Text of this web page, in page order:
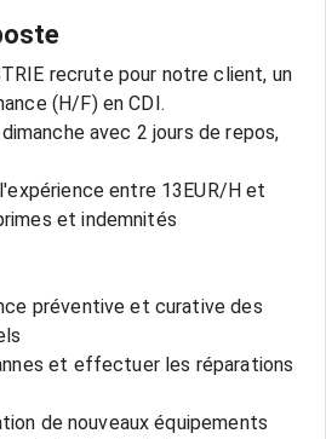
recrute pour notre client, un
(H/F) en CDI.
avec 2 jours de repos,
entre 13EUR/H et
et indemnités
préventive et curative des
et effectuer les réparations
de nouveaux équipements